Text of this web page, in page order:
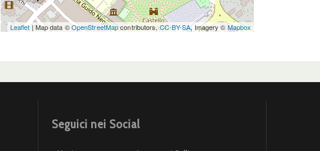
Leaflet| Map data ©OpenStreetMapcontributors,CC-BY-SA, Imagery ©Mapbox
Seguici nei Social